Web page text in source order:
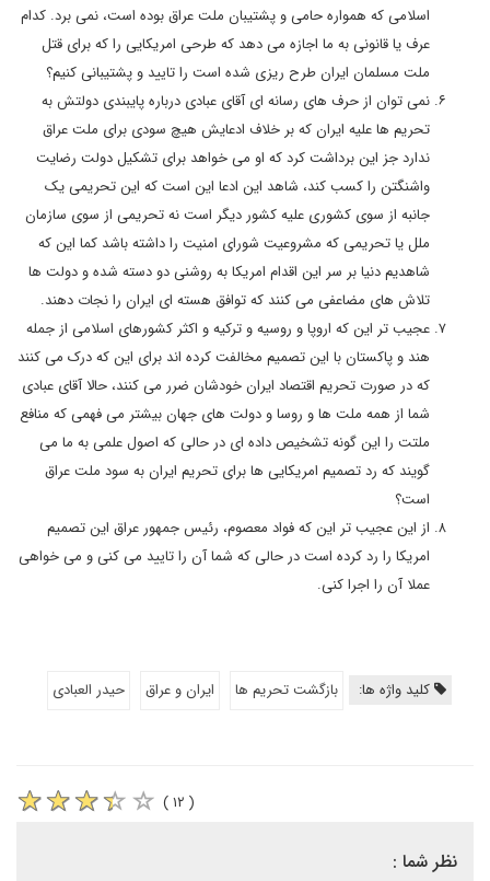
اسلامی که همواره حامی و پشتیبان ملت عراق بوده است، نمی برد. کدام
عرف یا قانونی به ما اجازه می دهد که طرحی امریکایی را که برای قتل
ملت مسلمان ایران طرح ریزی شده است را تایید و پشتیبانی کنیم؟
نمی توان از حرف های رسانه ای آقای عبادی درباره پایبندی دولتش به
تحریم ها علیه ایران که بر خلاف ادعایش هیچ سودی برای ملت عراق
ندارد جز این برداشت کرد که او می خواهد برای تشکیل دولت رضایت
واشنگتن را کسب کند، شاهد این ادعا این است که این تحریمی یک
جانبه از سوی کشوری علیه کشور دیگر است نه تحریمی از سوی سازمان
ملل یا تحریمی که مشروعیت شورای امنیت را داشته باشد کما این که
شاهدیم دنیا بر سر این اقدام امریکا به روشنی دو دسته شده و دولت ها
تلاش های مضاعفی می کنند که توافق هسته ای ایران را نجات دهند.
عجیب تر این که اروپا و روسیه و ترکیه و اکثر کشورهای اسلامی از جمله
هند و پاکستان با این تصمیم مخالفت کرده اند برای این که درک می کنند
که در صورت تحریم اقتصاد ایران خودشان ضرر می کنند، حالا آقای عبادی
شما از همه ملت ها و روسا و دولت های جهان بیشتر می فهمی که منافع
ملتت را این گونه تشخیص داده ای در حالی که اصول علمی به ما می
گویند که رد تصمیم امریکایی ها برای تحریم ایران به سود ملت عراق
است؟
از این عجیب تر این که فواد معصوم، رئیس جمهور عراق این تصمیم
امریکا را رد کرده است در حالی که شما آن را تایید می کنی و می خواهی
عملا آن را اجرا کنی.
کلید واژه ها: بازگشت تحریم ها ایران و عراق حیدر العبادی
( ۱۲ )
نظر شما :